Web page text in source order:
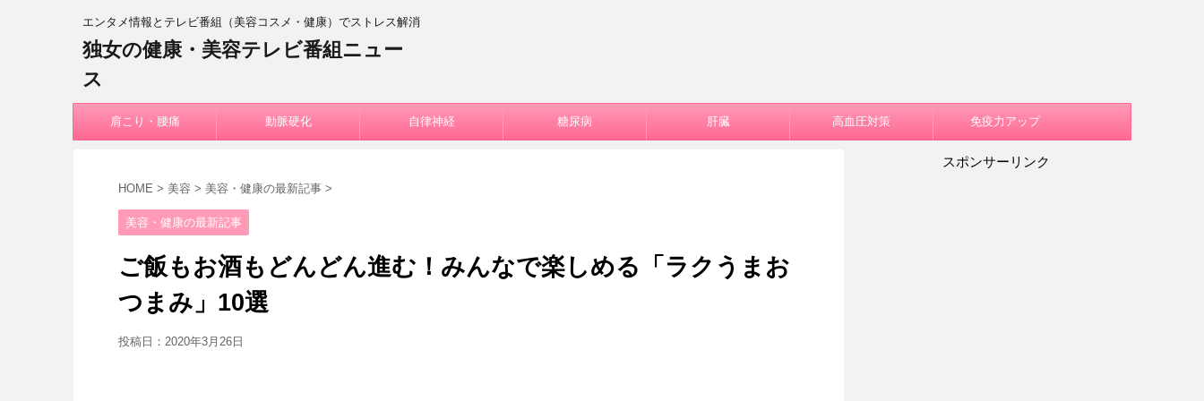
エンタメ情報とテレビ番組（美容コスメ・健康）でストレス解消
独女の健康・美容テレビ番組ニュー
ス
肩こり・腰痛 動脈硬化 自律神経 糖尿病 肝臓 高血圧対策 免疫力アップ
HOME > 美容 > 美容・健康の最新記事 >
美容・健康の最新記事
ご飯もお酒もどんどん進む！みんなで楽しめる「ラクうまお
つまみ」10選
投稿日： 2020年3月26日
スポンサーリンク